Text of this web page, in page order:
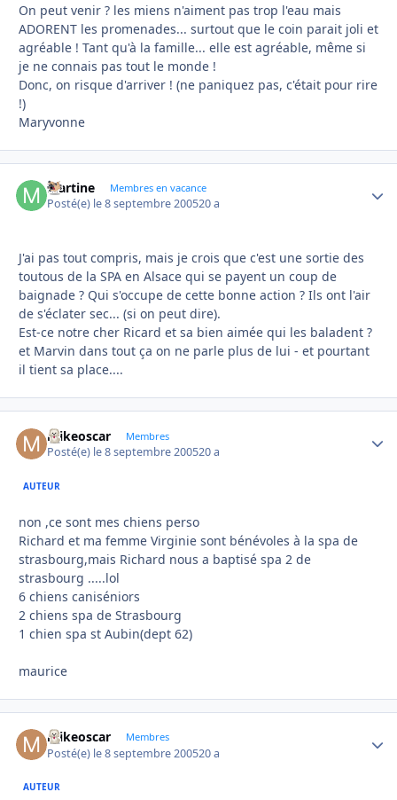
On peut venir ? les miens n'aiment pas trop l'eau mais
ADORENT les promenades... surtout que le coin parait joli et
agréable ! Tant qu'à la famille... elle est agréable, même si
je ne connais pas tout le monde !
Donc, on risque d'arriver ! (ne paniquez pas, c'était pour rire
!)
Maryvonne
Martine Membres en vacance
Posté(e) le 8 septembre 200520 a
J'ai pas tout compris, mais je crois que c'est une sortie des
toutous de la SPA en Alsace qui se payent un coup de
baignade ? Qui s'occupe de cette bonne action ? Ils ont l'air
de s'éclater sec... (si on peut dire).
Est-ce notre cher Ricard et sa bien aimée qui les baladent ?
et Marvin dans tout ça on ne parle plus de lui - et pourtant
il tient sa place....
mikeoscar Membres
Posté(e) le 8 septembre 200520 a
AUTEUR
non ,ce sont mes chiens perso
Richard et ma femme Virginie sont bénévoles à la spa de
strasbourg,mais Richard nous a baptisé spa 2 de
strasbourg .....lol
6 chiens caniséniors
2 chiens spa de Strasbourg
1 chien spa st Aubin(dept 62)
maurice
mikeoscar Membres
Posté(e) le 8 septembre 200520 a
AUTEUR